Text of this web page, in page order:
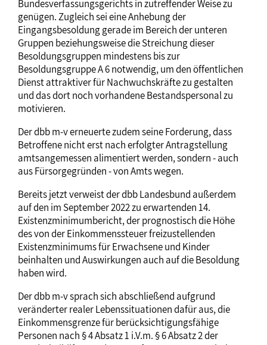
Bundesverfassungsgerichts in zutreffender Weise zu
genügen. Zugleich sei eine Anhebung der
Eingangsbesoldung gerade im Bereich der unteren
Gruppen beziehungsweise die Streichung dieser
Besoldungsgruppen mindestens bis zur
Besoldungsgruppe A 6 notwendig, um den öffentlichen
Dienst attraktiver für Nachwuchskräfte zu gestalten
und das dort noch vorhandene Bestandspersonal zu
motivieren.
Der dbb m-v erneuerte zudem seine Forderung, dass
Betroffene nicht erst nach erfolgter Antragstellung
amtsangemessen alimentiert werden, sondern - auch
aus Fürsorgegründen - von Amts wegen.
Bereits jetzt verweist der dbb Landesbund außerdem
auf den im September 2022 zu erwartenden 14.
Existenzminimumbericht, der prognostisch die Höhe
des von der Einkommenssteuer freizustellenden
Existenzminimums für Erwachsene und Kinder
beinhalten und Auswirkungen auch auf die Besoldung
haben wird.
Der dbb m-v sprach sich abschließend aufgrund
veränderter realer Lebenssituationen dafür aus, die
Einkommensgrenze für berücksichtigungsfähige
Personen nach § 4 Absatz 1 i.V.m. § 6 Absatz 2 der